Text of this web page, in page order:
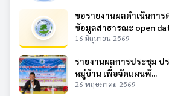
ขอรายงานผลดำเนินการ
ข้อมูลสาธารณะ open
16 มิถุนายน 2569
รายงานผลการประชุม ป
หมู่บ้าน เพื่อจัดแผนพั...
26 พฤษภาคม 2569